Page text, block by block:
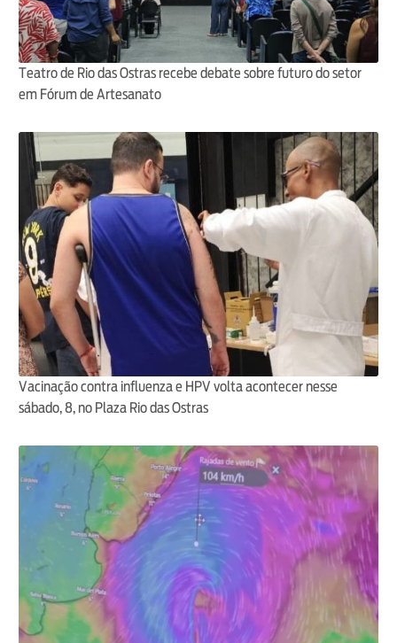
Teatro de Rio das Ostras recebe debate sobre futuro do setor
em Fórum de Artesanato
Vacinação contra influenza e HPV volta acontecer nesse
sábado, 8, no Plaza Rio das Ostras